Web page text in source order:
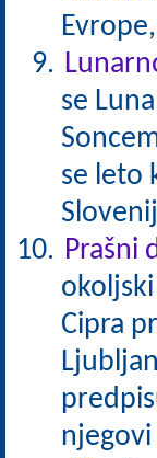
se
se leto
Prašni
Cipra